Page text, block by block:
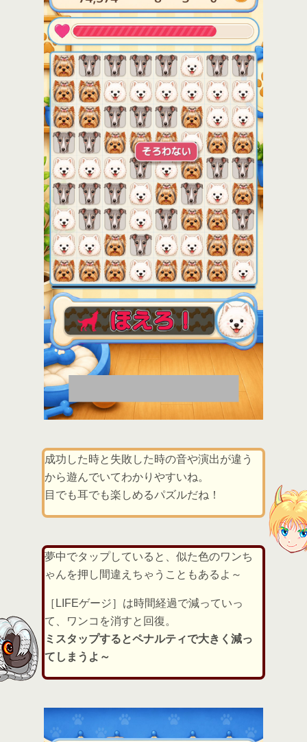
成功した時と失敗した時の音や演出が違う
から遊んでいてわかりやすいね。
目でも耳でも楽しめるパズルだね！
夢中でタップしていると、似た色のワンち
ゃんを押し間違えちゃうこともあるよ～
［LIFEゲージ］は時間経過で減っていっ
て、ワンコを消すと回復。
ミスタップするとペナルティで大きく減っ
てしまうよ～